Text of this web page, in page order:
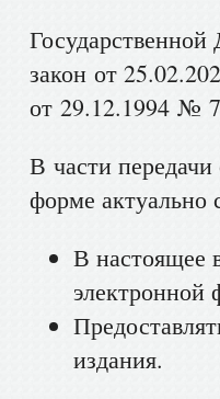
закон от
от 29.12.1994 №
В части передачи
форме актуально
В настоящее
электронной
издания.